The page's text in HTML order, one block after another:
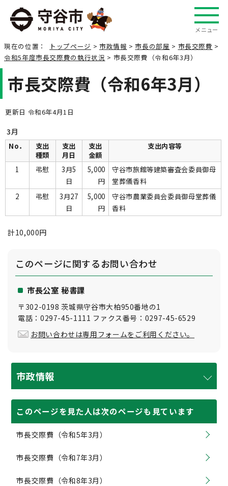
メニュー
現在の位置： トップページ > 市政情報 >市長の部屋 > 市長交際費 >
令和5年度市長交際費の執行状況 > 市長交際費（令和6年3月）
市長交際費（令和6年3月）
更新日 令和6年4月1日
3月
No．
支出
種類
支出
月日
支出
金額
支出内容等
1 弔慰
3月5
日
5,000
円
守谷市旅館等建築審査会委員御母
堂葬儀香料
2
弔慰
3月27
日
5,000
円
守谷市農業委員会委員御母堂葬儀
香料
計10,000円
このページに関するお問い合わせ
市長公室 秘書課
〒302-0198 茨城県守谷市大柏950番地の1
電話：0297-45-1111 ファクス番号：0297-45-6529
お問い合わせは専用フォームをご利用ください。
市政情報
このページを見た人は次のページも見ています
市長交際費（令和5年3月）
市長交際費（令和7年3月）
市長交際費（令和8年3月）